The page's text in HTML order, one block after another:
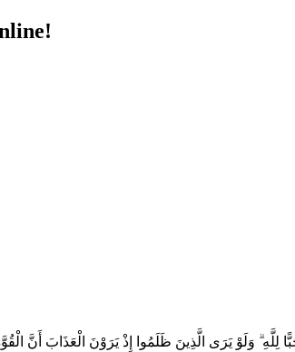
وَلَوْ يَرَى الَّذِينَ ظَلَمُوا إِذْ يَرَوْنَ الْعَذَابَ أَنَّ